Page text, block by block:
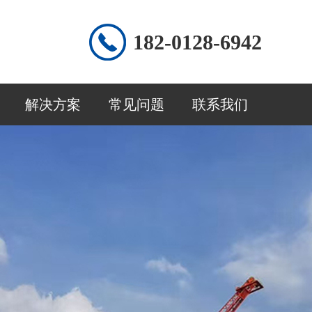
182-0128-6942
解决方案 常见问题 联系我们